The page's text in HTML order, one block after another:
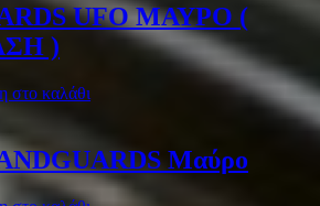
UFO ΜΑΥΡΟ (
)
στο καλάθι
Μαύρο